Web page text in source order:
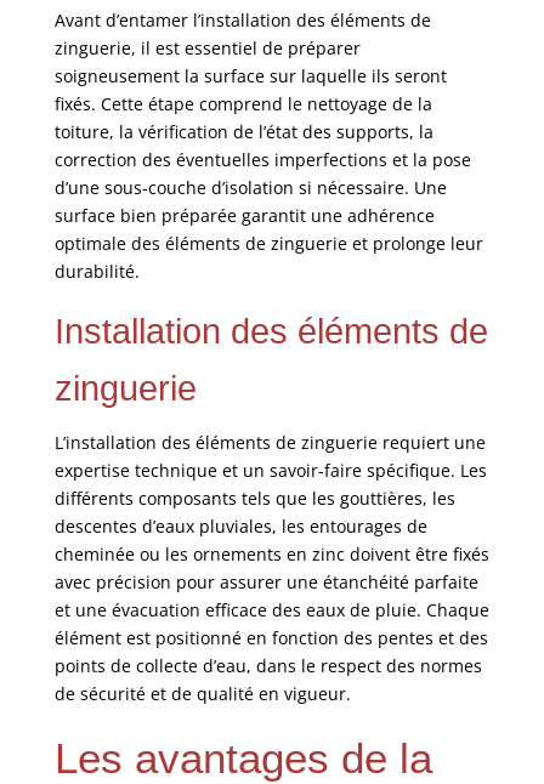
Avant d’entamer l’installation des éléments de
zinguerie, il est essentiel de préparer
soigneusement la surface sur laquelle ils seront
fixés. Cette étape comprend le nettoyage de la
toiture, la vérification de l’état des supports, la
correction des éventuelles imperfections et la pose
d’une sous-couche d’isolation si nécessaire. Une
surface bien préparée garantit une adhérence
optimale des éléments de zinguerie et prolonge leur
durabilité.
Installation des éléments de
zinguerie
L’installation des éléments de zinguerie requiert une
expertise technique et un savoir-faire spécifique. Les
différents composants tels que les gouttières, les
descentes d’eaux pluviales, les entourages de
cheminée ou les ornements en zinc doivent être fixés
avec précision pour assurer une étanchéité parfaite
et une évacuation efficace des eaux de pluie. Chaque
élément est positionné en fonction des pentes et des
points de collecte d’eau, dans le respect des normes
de sécurité et de qualité en vigueur.
Les avantages de la